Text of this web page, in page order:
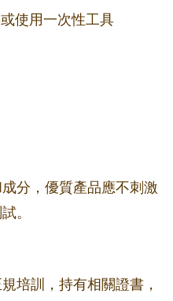
使用一次性工具
分，優質產品應不刺激
。
培訓，持有相關證書，